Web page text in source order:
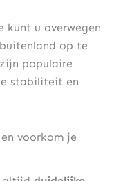
u overwegen
op te
populaire
stabiliteit en
voorkom je